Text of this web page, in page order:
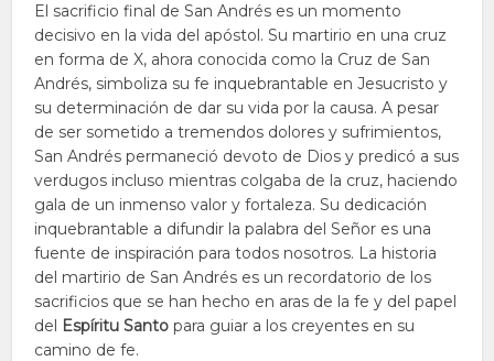
El sacrificio final de San Andrés es un momento
decisivo en la vida del apóstol. Su martirio en una cruz
en forma de X, ahora conocida como la Cruz de San
Andrés, simboliza su fe inquebrantable en Jesucristo y
su determinación de dar su vida por la causa. A pesar
de ser sometido a tremendos dolores y sufrimientos,
San Andrés permaneció devoto de Dios y predicó a sus
verdugos incluso mientras colgaba de la cruz, haciendo
gala de un inmenso valor y fortaleza. Su dedicación
inquebrantable a difundir la palabra del Señor es una
fuente de inspiración para todos nosotros. La historia
del martirio de San Andrés es un recordatorio de los
sacrificios que se han hecho en aras de la fe y del papel
del Espíritu Santo para guiar a los creyentes en su
camino de fe.